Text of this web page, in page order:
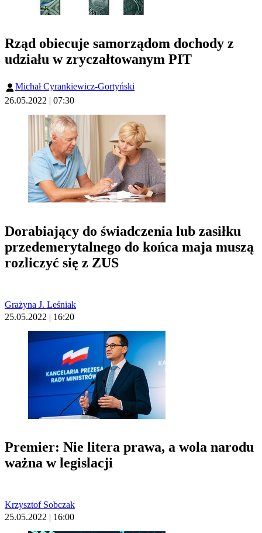
Rząd obiecuje samorządom dochody z
udziału w zryczałtowanym PIT
Michał Cyrankiewicz-Gortyński
26.05.2022 | 07:30
Dorabiający do świadczenia lub zasiłku
przedemerytalnego do końca maja muszą
rozliczyć się z ZUS
Grażyna J. Leśniak
25.05.2022 | 16:20
Premier: Nie litera prawa, a wola narodu
ważna w legislacji
Krzysztof Sobczak
25.05.2022 | 16:00